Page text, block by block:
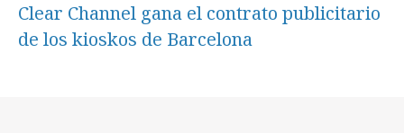
Clear Channel gana el contrato publicitario
de los kioskos de Barcelona